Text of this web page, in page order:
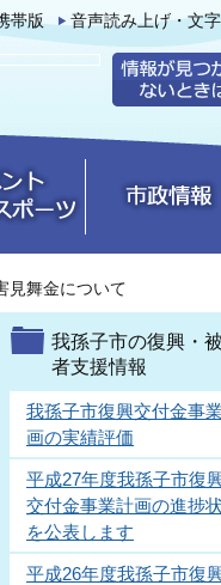
帯版 音声読み上げ・文
見舞金について
我孫子市の復興・
者支援情報
我孫子市復興交付金事
画の実績評価
平成27年度我孫子市復
交付金事業計画の進捗
を公表します
平成26年度我孫子市復